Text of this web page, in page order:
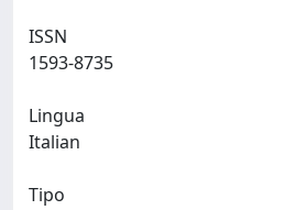
ISSN
Lingua
Tipo